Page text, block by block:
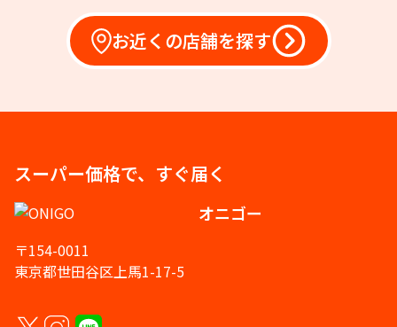
お近くの店舗を探す
スーパー価格で、すぐ届く
オニゴー
〒154-0011
東京都世田谷区上馬1-17-5